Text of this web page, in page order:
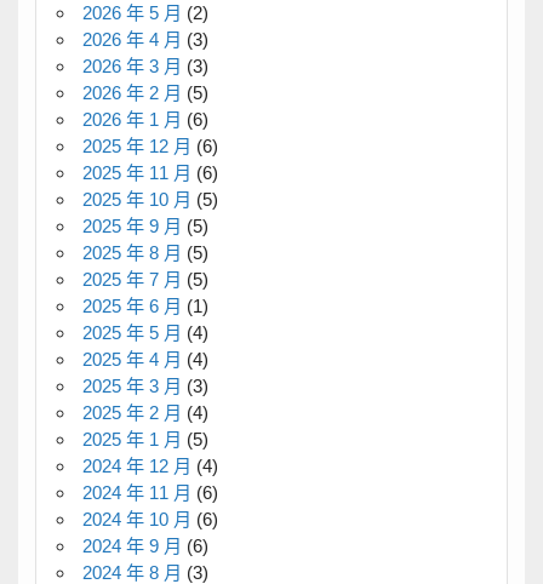
2026 年 5 月 (2)
2026 年 4 月 (3)
2026 年 3 月 (3)
2026 年 2 月 (5)
2026 年 1 月 (6)
2025 年 12 月 (6)
2025 年 11 月 (6)
2025 年 10 月 (5)
2025 年 9 月 (5)
2025 年 8 月 (5)
2025 年 7 月 (5)
2025 年 6 月 (1)
2025 年 5 月 (4)
2025 年 4 月 (4)
2025 年 3 月 (3)
2025 年 2 月 (4)
2025 年 1 月 (5)
2024 年 12 月 (4)
2024 年 11 月 (6)
2024 年 10 月 (6)
2024 年 9 月 (6)
2024 年 8 月 (3)